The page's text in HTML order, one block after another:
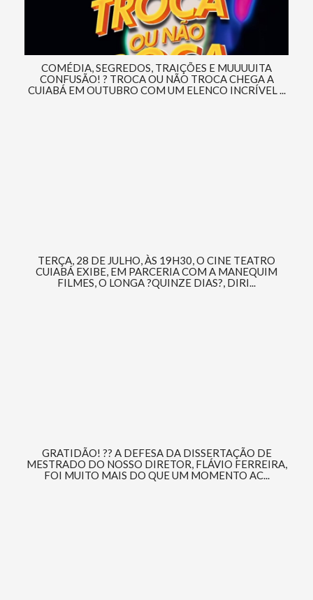
COMÉDIA, SEGREDOS, TRAIÇÕES E MUUUUITA
CONFUSÃO! ? TROCA OU NÃO TROCA CHEGA A
CUIABÁ EM OUTUBRO COM UM ELENCO INCRÍVEL ...
TERÇA, 28 DE JULHO, ÀS 19H30, O CINE TEATRO
CUIABÁ EXIBE, EM PARCERIA COM A MANEQUIM
FILMES, O LONGA ?QUINZE DIAS?, DIRI...
GRATIDÃO! ?? A DEFESA DA DISSERTAÇÃO DE
MESTRADO DO NOSSO DIRETOR, FLÁVIO FERREIRA,
FOI MUITO MAIS DO QUE UM MOMENTO AC...